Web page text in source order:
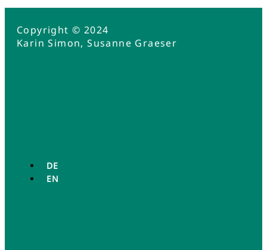
Copyright © 2024
Karin Simon, Susanne Graeser
DE
EN